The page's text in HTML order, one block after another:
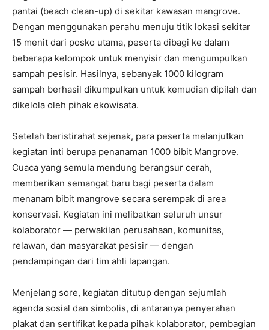
pantai (beach clean-up) di sekitar kawasan mangrove.
Dengan menggunakan perahu menuju titik lokasi sekitar
15 menit dari posko utama, peserta dibagi ke dalam
beberapa kelompok untuk menyisir dan mengumpulkan
sampah pesisir. Hasilnya, sebanyak 1000 kilogram
sampah berhasil dikumpulkan untuk kemudian dipilah dan
dikelola oleh pihak ekowisata.
Setelah beristirahat sejenak, para peserta melanjutkan
kegiatan inti berupa penanaman 1000 bibit Mangrove.
Cuaca yang semula mendung berangsur cerah,
memberikan semangat baru bagi peserta dalam
menanam bibit mangrove secara serempak di area
konservasi. Kegiatan ini melibatkan seluruh unsur
kolaborator — perwakilan perusahaan, komunitas,
relawan, dan masyarakat pesisir — dengan
pendampingan dari tim ahli lapangan.
Menjelang sore, kegiatan ditutup dengan sejumlah
agenda sosial dan simbolis, di antaranya penyerahan
plakat dan sertifikat kepada pihak kolaborator, pembagian